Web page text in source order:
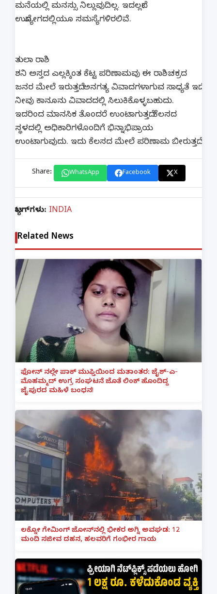
ಮನೆಯಲ್ಲಿ ಮನಸ್ಸು ನಿಲ್ಲುವುದಿಲ್ಲ. ಇದಲ್ಲದೇ
ಉದ್ಯೋಗದಲ್ಲಿಯೂ ಸಮಸ್ಯೆಗಳಿರಲಿವೆ.
ತುಲಾ ರಾಶಿ
ಶನಿ ಅಸ್ತದ ಎಲ್ಲಕ್ಕಿಂತ ಕೆಟ್ಟ ಪರಿಣಾಮವು ಈ ರಾಶಿಚಕ್ರದ
ಜನರ ಮೇಲೆ ಇರುತ್ತದೆ. ಅನಗತ್ಯ ವಿವಾದಗಳಾಗುವ ಸಾಧ್ಯತೆ ಇದೆ.
ನೀವು ಕಾನೂನು ವಿವಾದದಲ್ಲಿ ಸಿಲುಕಿಕೊಳ್ಳಬಹುದು.
ಇದರಿಂದ ಮಾನಸಿಕ ತೊಂದರೆ ಉಂಟಾಗುತ್ತದೆ. ಕೆಲಸದ
ಸ್ಥಳದಲ್ಲಿ ಅಧಿಕಾರಿಗಳೊಂದಿಗೆ ಭಿನ್ನಾಭಿಪ್ರಾಯ
ಉಂಟಾಗುವುದು. ಇದು ಕೆಲಸದ ಮೇಲೆ ಪರಿಣಾಮ ಬೀರುತ್ತದೆ.
Share: WhatsApp Facebook X
ಟ್ಯಾಗ್‌ಗಳು: INDIA
Related News
ಫೋನ್ ನಲ್ಲೇ ಪಾಕ್ ಮುಫ್ತಿಯಿಂದ ಮತಾಂತರ: ಜೈಶ್-ಎ-
ಮೊಹಮ್ಮದ್ ಉಗ್ರ ಸಂಘಟನೆ ಜೊತೆ ಲಿಂಕ್ ಹೊಂದಿದ್ದ
ಜೈಪುರದ ಮಹಿಳೆ ಬಂಧನ!
ಲಕ್ನೋ ಗೇಮಿಂಗ್ ಜೋನ್‌ನಲ್ಲಿ ಭೀಕರ ಅಗ್ನಿ ಅವಘಡ: 12
ಮಂದಿ ಸಜೀವ ದಹನ, ಹಲವರಿಗೆ ಗಂಭೀರ ಗಾಯ